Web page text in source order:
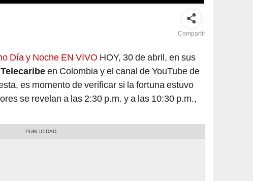
Compartir
Día y Noche EN VIVO HOY, 30 de abril, en sus
Telecaribeen Colombia y el canal de YouTube de
es momento de verificar si la fortuna estuvo
se revelan a las 2:30 p.m. y a las 10:30 p.m.,